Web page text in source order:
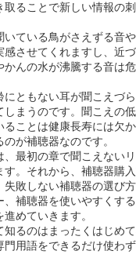
取ることで新しい情報の
ている鳥がさえずる音
感させてくれますし、近
かんの水が沸騰する音は
ともない耳が聞こえづ
しまうのです。聞こえの
ることは健康長寿には欠
が補聴器なのです。
最初の章で聞こえない
す。それから、補聴器購
失敗しない補聴器の選び
、補聴器を使いやすくす
めていきます。
るのはまったくはじめ
門用語をできるだけ使わ